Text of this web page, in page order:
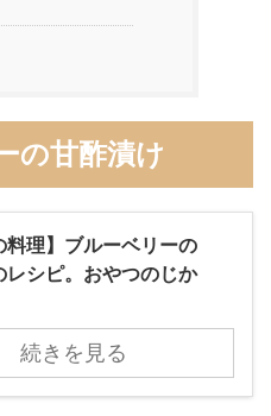
の甘酢漬け
料理】ブルーベリーの
レシピ。おやつのじか
続きを見る